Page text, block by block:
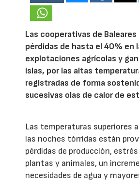
Las cooperativas de Baleares
pérdidas de hasta el 40% en
explotaciones agrícolas y
islas, por las altas
registradas de forma
sucesivas olas de calor de
Las temperaturas superiores
las noches tórridas están
pérdidas de producción,
plantas y animales, un
necesidades de agua y